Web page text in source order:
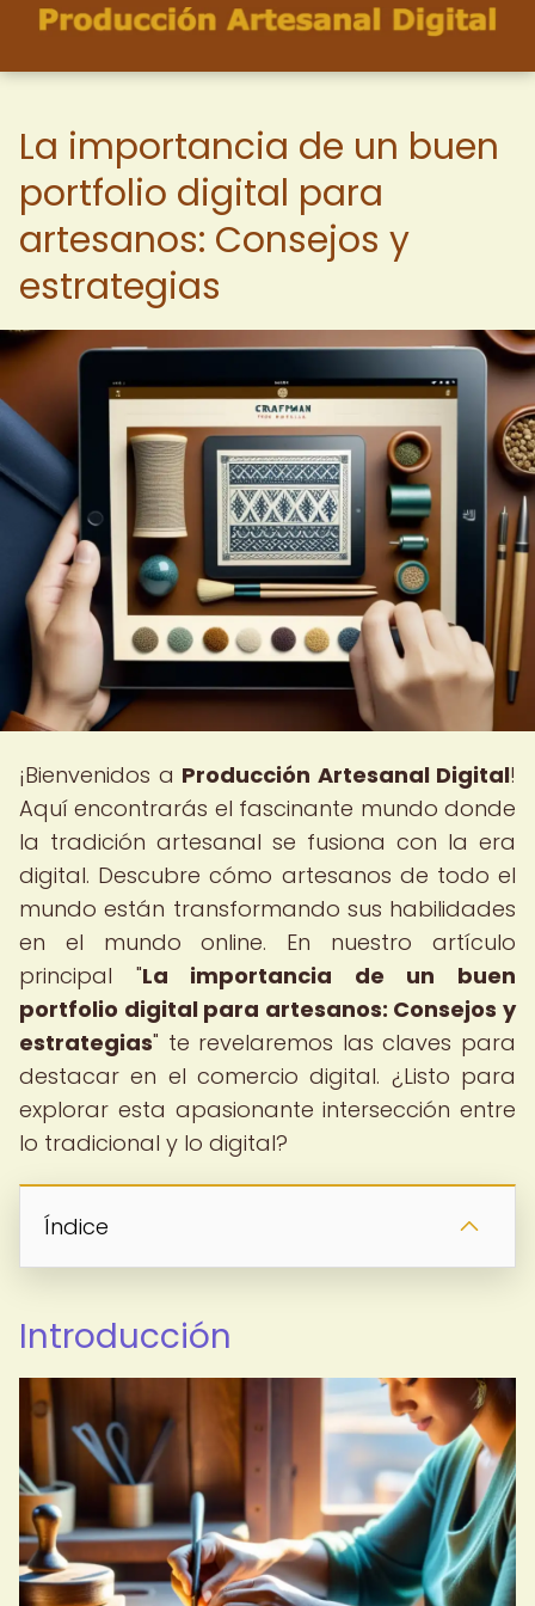
La importancia de un buen
portfolio digital para
artesanos: Consejos y
estrategias
¡Bienvenidos a Producción Artesanal Digital!
Aquí encontrarás el fascinante mundo donde
la tradición artesanal se fusiona con la era
digital. Descubre cómo artesanos de todo el
mundo están transformando sus habilidades
en el mundo online. En nuestro artículo
principal "La importancia de un buen
portfolio digital para artesanos: Consejos y
estrategias" te revelaremos las claves para
destacar en el comercio digital. ¿Listo para
explorar esta apasionante intersección entre
lo tradicional y lo digital?
Índice
Introducción